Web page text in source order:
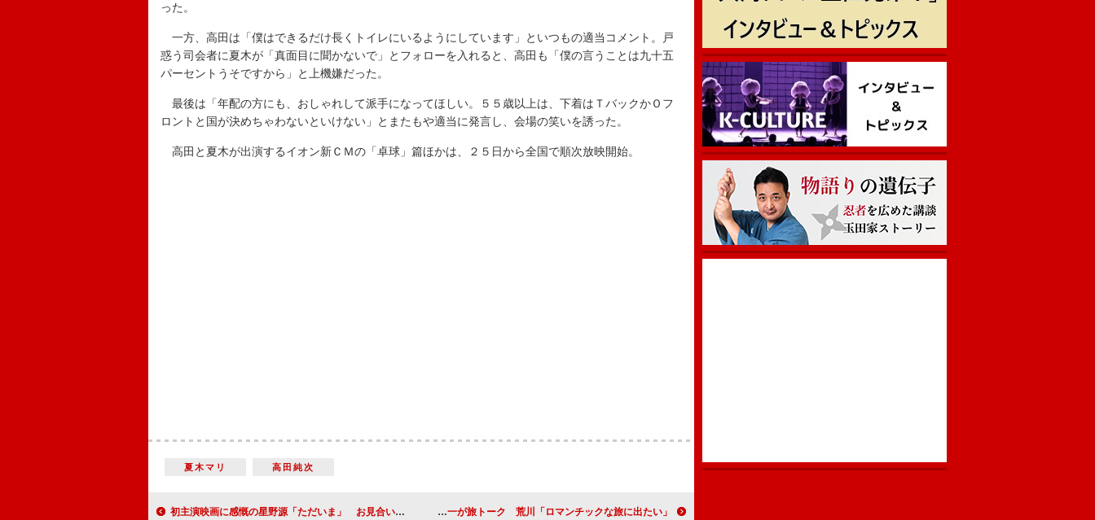
った。
一方、高田は「僕はできるだけ長くトイレにいるようにしています」といつもの適当コメント。戸
惑う司会者に夏木が「真面目に聞かないで」とフォローを入れると、高田も「僕の言うことは九十五
パーセントうそですから」と上機嫌だった。
最後は「年配の方にも、おしゃれして派手になってほしい。５５歳以上は、下着はＴバックかＯフ
ロントと国が決めちゃわないといけない」とまたもや適当に発言し、会場の笑いを誘った。
高田と夏木が出演するイオン新ＣＭの「卓球」篇ほかは、２５日から全国で順次放映開始。
夏木マリ 高田純次
初主演映画に感慨の星野源「ただいま」 お見合いに興味「夏帆ちゃんが来るなら」 荒川静香＆岩城滉一が旅トーク 荒川「ロマンチックな旅に出たい」